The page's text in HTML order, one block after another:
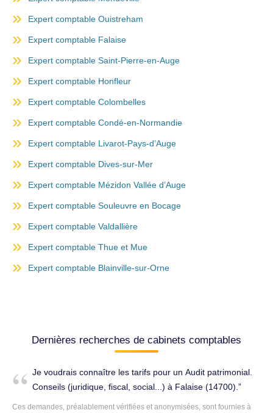
Expert comptable Ouistreham
Expert comptable Falaise
Expert comptable Saint-Pierre-en-Auge
Expert comptable Honfleur
Expert comptable Colombelles
Expert comptable Condé-en-Normandie
Expert comptable Livarot-Pays-d’Auge
Expert comptable Dives-sur-Mer
Expert comptable Mézidon Vallée d’Auge
Expert comptable Souleuvre en Bocage
Expert comptable Valdallière
Expert comptable Thue et Mue
Expert comptable Blainville-sur-Orne
Dernières recherches de cabinets comptables
Je voudrais connaître les tarifs pour un Audit patrimonial.
Conseils (juridique, fiscal, social...) à Falaise (14700).
Ces demandes, préalablement vérifiées et anonymisées, sont fournies à